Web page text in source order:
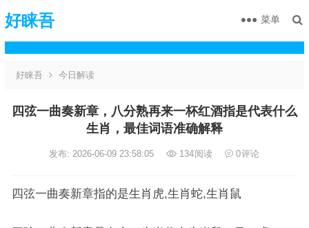
好睐吾 菜单
好睐吾 今日解读
四弦一曲奏新章，八分熟再来一杯红酒指是代表什么
生肖，最佳词语准确解释
发布: 2026-06-09 23:58:05 134阅读 0评论
四弦一曲奏新章指的是生肖虎,生肖蛇,生肖鼠